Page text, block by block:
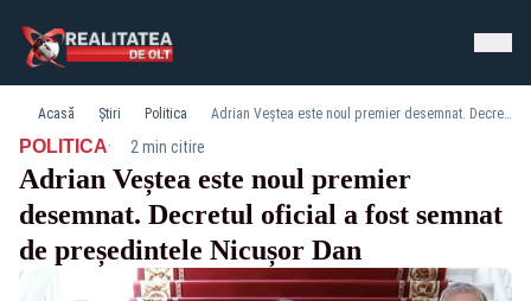
Acasă Știri Politica Adrian Veștea este noul premier desemnat. Decretul oficial a fost semnat de președintele Nicușor Dan
POLITICA· 2 min citire
Adrian Veștea este noul premier
desemnat. Decretul oficial a fost semnat
de președintele Nicușor Dan